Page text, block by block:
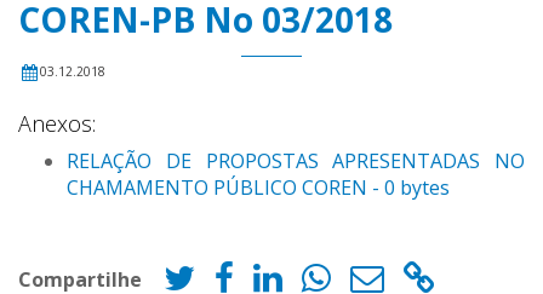
COREN-PB No 03/2018
03.12.2018
Anexos:
RELAÇÃO DE PROPOSTAS APRESENTADAS NO
CHAMAMENTO PÚBLICO COREN - 0 bytes
Compartilhe